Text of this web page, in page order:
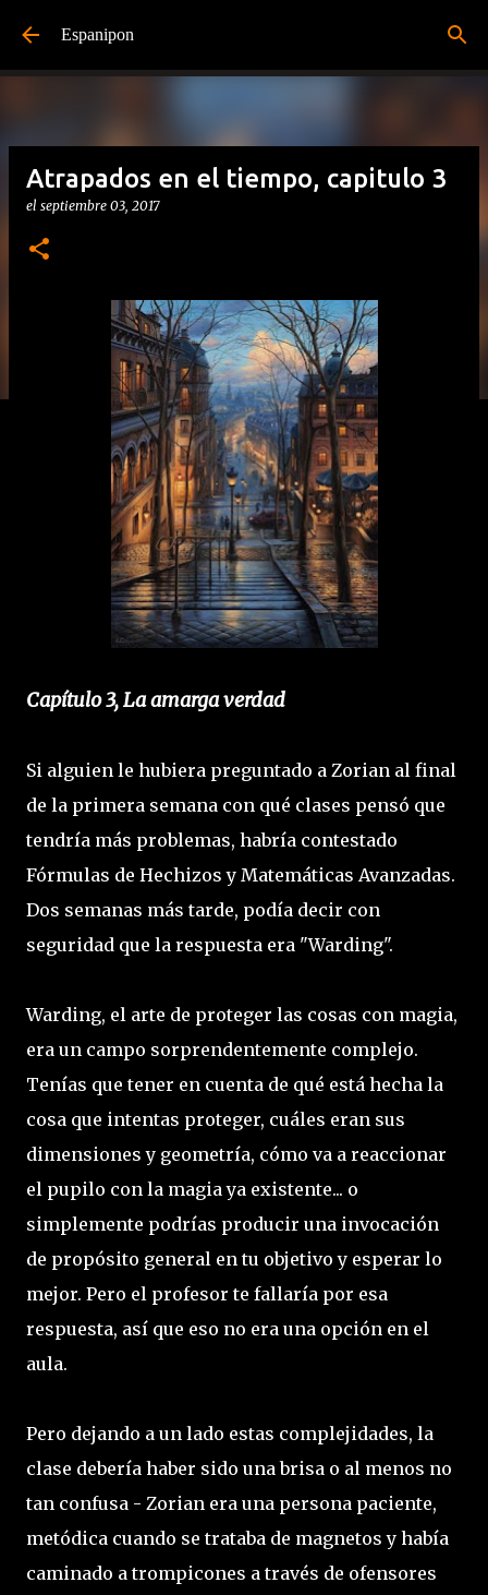
Espanipon
Atrapados en el tiempo, capitulo 3
el septiembre 03, 2017
Capítulo 3, La amarga verdad
Si alguien le hubiera preguntado a Zorian al final
de la primera semana con qué clases pensó que
tendría más problemas, habría contestado
Fórmulas de Hechizos y Matemáticas Avanzadas.
Dos semanas más tarde, podía decir con
seguridad que la respuesta era "Warding".
Warding, el arte de proteger las cosas con magia,
era un campo sorprendentemente complejo.
Tenías que tener en cuenta de qué está hecha la
cosa que intentas proteger, cuáles eran sus
dimensiones y geometría, cómo va a reaccionar
el pupilo con la magia ya existente... o
simplemente podrías producir una invocación
de propósito general en tu objetivo y esperar lo
mejor. Pero el profesor te fallaría por esa
respuesta, así que eso no era una opción en el
aula.
Pero dejando a un lado estas complejidades, la
clase debería haber sido una brisa o al menos no
tan confusa - Zorian era una persona paciente,
metódica cuando se trataba de magnetos y había
caminado a trompicones a través de ofensores